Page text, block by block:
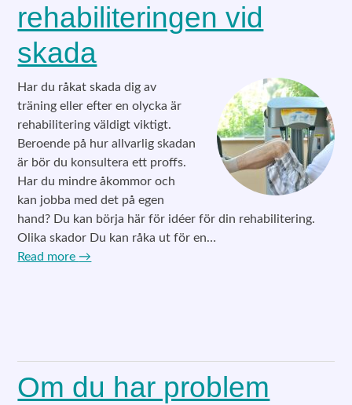
rehabiliteringen vid
skada
Har du råkat skada dig av
träning eller efter en olycka är
rehabilitering väldigt viktigt.
Beroende på hur allvarlig skadan
är bör du konsultera ett proffs.
Har du mindre åkommor och
kan jobba med det på egen
hand? Du kan börja här för idéer för din rehabilitering.
Olika skador Du kan råka ut för en…
Read more →
Om du har problem